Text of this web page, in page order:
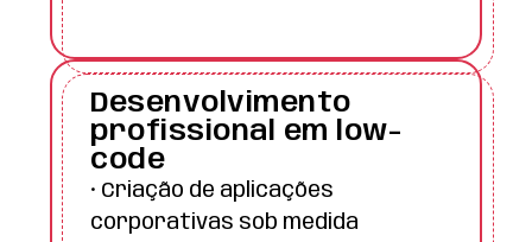
Desenvolvimento
profissional em low-
code
• Criação de aplicações
corporativas sob medida